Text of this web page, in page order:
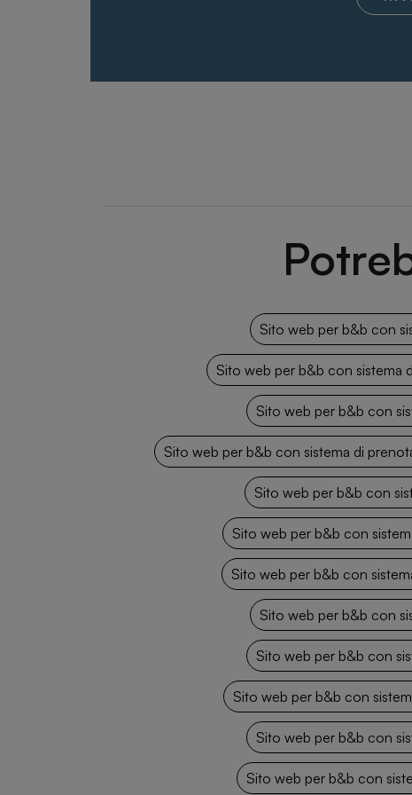
Sito web per b&b con
Sito web per b&b con sistema
Sito web per b&b con
Sito web per b&b con sistema di
Sito web per b&b con
Sito web per b&b con
Sito web per b&b con
Sito web per b&b con
Sito web per b&b con
Sito web per b&b con
Sito web per b&b con
Sito web per b&b con